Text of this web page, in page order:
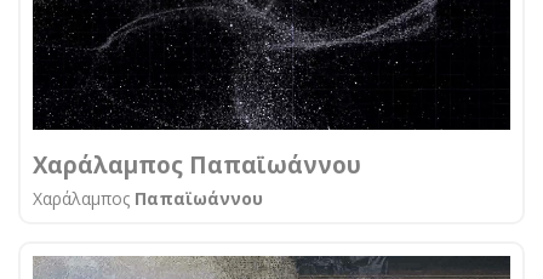
Χαράλαμπος Παπαϊωάννου
Χαράλαμπος Παπαϊωάννου